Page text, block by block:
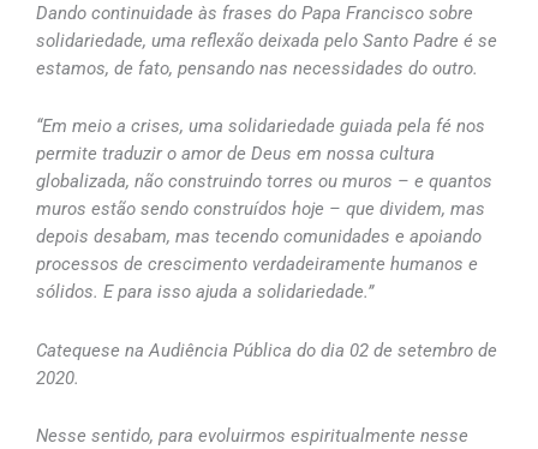
Dando continuidade às frases do Papa Francisco sobre
solidariedade, uma reflexão deixada pelo Santo Padre é se
estamos, de fato, pensando nas necessidades do outro.
“Em meio a crises, uma solidariedade guiada pela fé nos
permite traduzir o amor de Deus em nossa cultura
globalizada, não construindo torres ou muros – e quantos
muros estão sendo construídos hoje – que dividem, mas
depois desabam, mas tecendo comunidades e apoiando
processos de crescimento verdadeiramente humanos e
sólidos. E para isso ajuda a solidariedade.”
Catequese na Audiência Pública do dia 02 de setembro de
2020.
Nesse sentido, para evoluirmos espiritualmente nesse